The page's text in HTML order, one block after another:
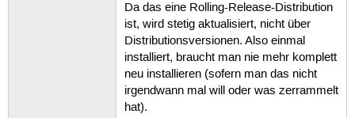
Da das eine Rolling-Release-Distribution
ist, wird stetig aktualisiert, nicht über
Distributionsversionen. Also einmal
installiert, braucht man nie mehr komplett
neu installieren (sofern man das nicht
irgendwann mal will oder was zerrammelt
hat).